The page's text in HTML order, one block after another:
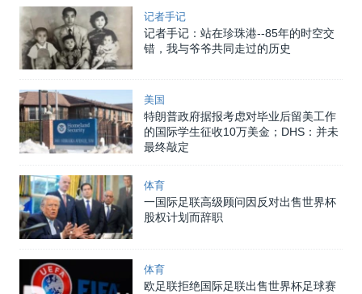
记者手记
记者手记：站在珍珠港--85年的时空交
错，我与爷爷共同走过的历史
美国
特朗普政府据报考虑对毕业后留美工作
的国际学生征收10万美金；DHS：并未
最终敲定
体育
一国际足联高级顾问因反对出售世界杯
股权计划而辞职
体育
欧足联拒绝国际足联出售世界杯足球赛